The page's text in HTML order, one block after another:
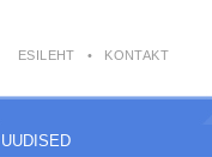
ESILEHT • KONTAKT
UUDISED